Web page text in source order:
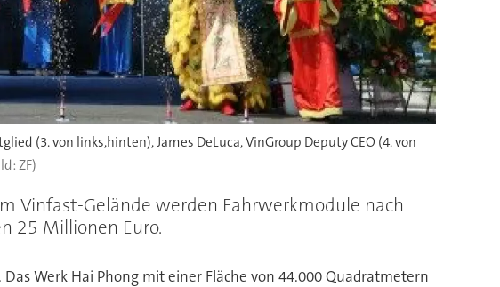
(3. von links,hinten), James DeLuca, VinGroup Deputy CEO (4. von
ZF)
Vinfast-Gelände werden Fahrwerkmodule nach
25 Millionen Euro.
Werk Hai Phong mit einer Fläche von 44.000 Quadratmetern